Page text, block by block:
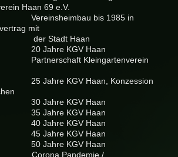
Haan 69 e.V.
Vereinsheimbau bis 1985 in
mit
Stadt Haan
20 Jahre KGV Haan
Partnerschaft Kleingartenverein
25 Jahre KGV Haan, Konzession
30 Jahre KGV Haan
35 Jahre KGV Haan
Jahre KGV Haan
Jahre KGV Haan
Jahre KGV Haan
Corona Pandemie /